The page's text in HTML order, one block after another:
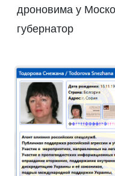
дроновима у
губернатор